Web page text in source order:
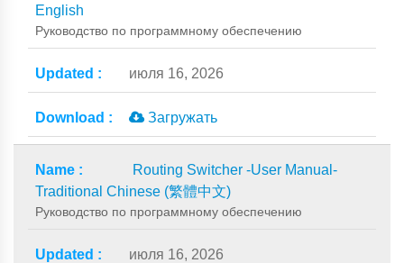
English
Руководство по программному обеспечению
июля 16, 2026
Загружать
Routing Switcher -User Manual-
Traditional Chinese (繁體中文)
Руководство по программному обеспечению
июля 16, 2026